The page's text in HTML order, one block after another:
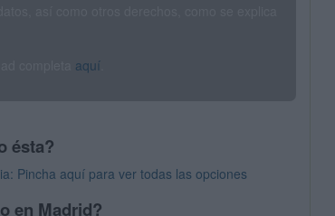
aquí
ésta?
Pincha aquí para ver todas las opciones
en Madrid?